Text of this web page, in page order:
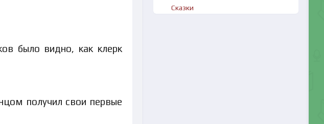
было видно, как клерк
получил свои первые
Сказки